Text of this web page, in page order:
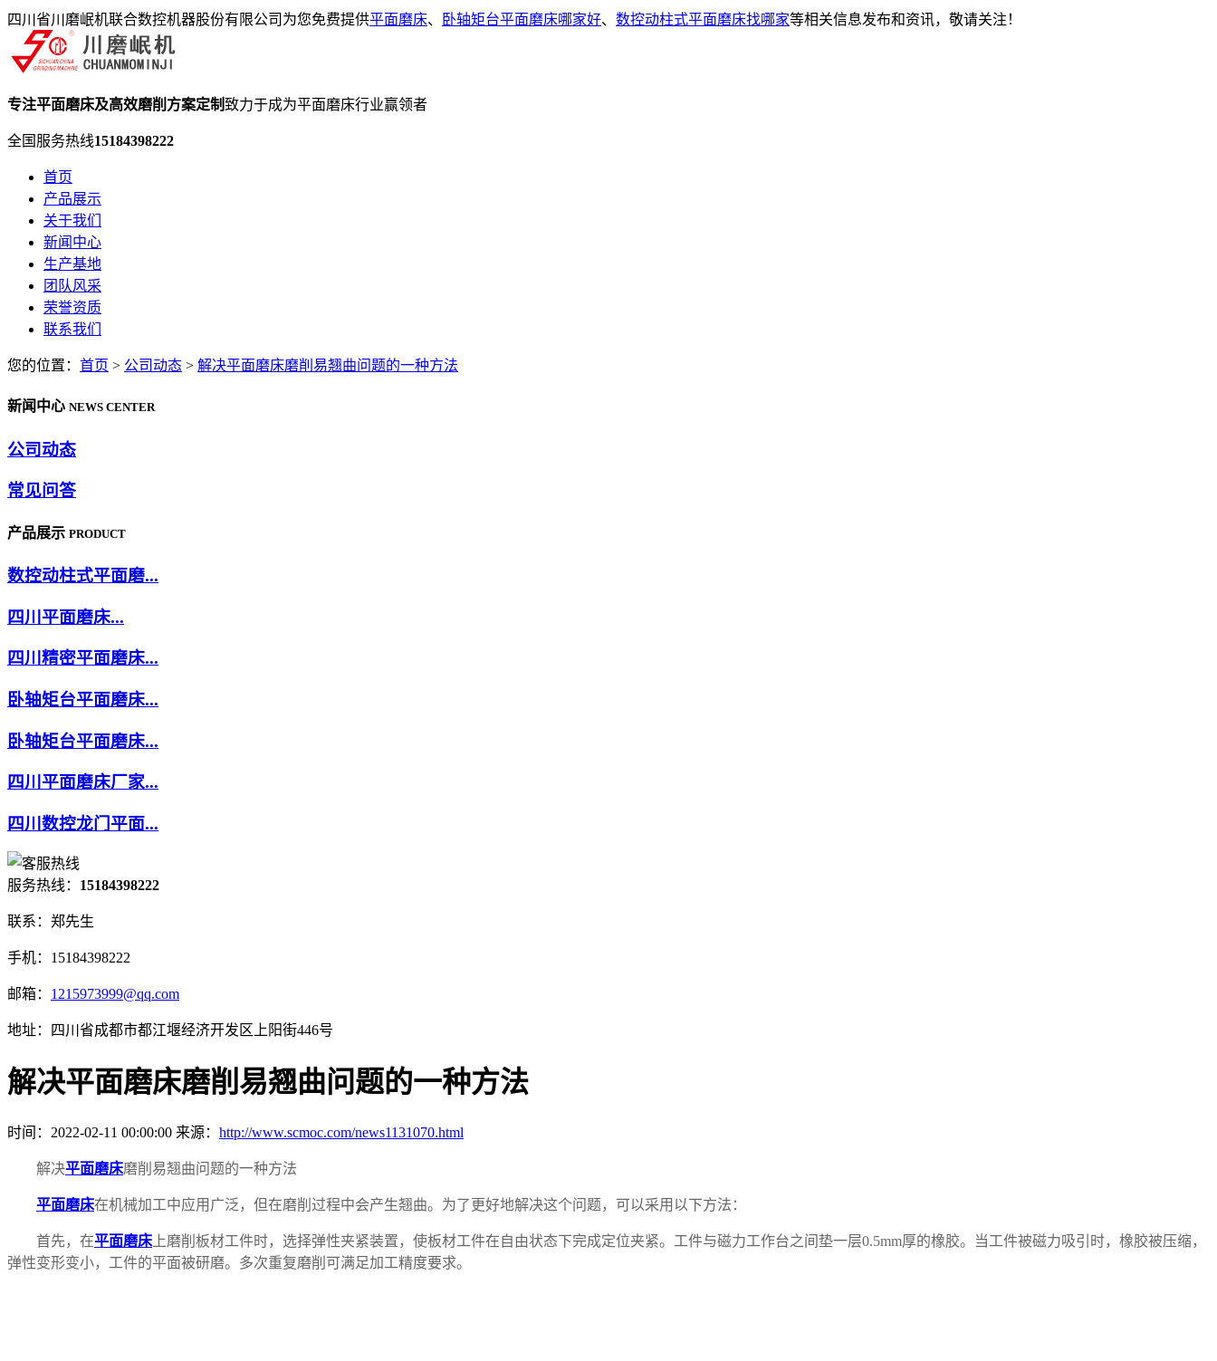
四川省川磨岷机联合数控机器股份有限公司为您免费提供平面磨床、 卧轴矩台平面磨床哪家好、 数控动柱式平面磨床找哪家等相关信息发布和资讯，敬请关注！
专注平面磨床及高效磨削方案定制 致力于成为平面磨床行业赢领者
全国服务热线15184398222
首页
产品展示
关于我们
新闻中心
生产基地
团队风采
荣誉资质
联系我们
您的位置： 首页 > 公司动态 > 解决平面磨床磨削易翘曲问题的一种方法
新闻中心 NEWS CENTER
公司动态
常见问答
产品展示 PRODUCT
数控动柱式平面磨...
四川平面磨床...
四川精密平面磨床...
卧轴矩台平面磨床...
卧轴矩台平面磨床...
四川平面磨床厂家...
四川数控龙门平面...
服务热线： 15184398222
联系：郑先生
手机：15184398222
邮箱： 1215973999@qq.com
地址：四川省成都市都江堰经济开发区上阳街446号
解决平面磨床磨削易翘曲问题的一种方法
时间：2022-02-11 00:00:00 来源： http://www.scmoc.com/news1131070.html
解决平面磨床磨削易翘曲问题的一种方法
平面磨床在机械加工中应用广泛，但在磨削过程中会产生翘曲。为了更好地解决这个问题，可以采用以下方法：
首先，在平面磨床 上磨削板材工件时，选择弹性夹紧装置，使板材工件在自由状态下完成定位夹紧。工件与磁力工作台之间垫一层0.5mm厚的橡胶。当工件被磁力吸引时，橡胶被压缩，
弹性变形变小，工件的平面被研磨。多次重复磨削可满足加工精度要求。